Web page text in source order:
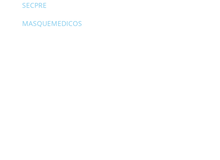
SECPRE
MASQUEMEDICOS